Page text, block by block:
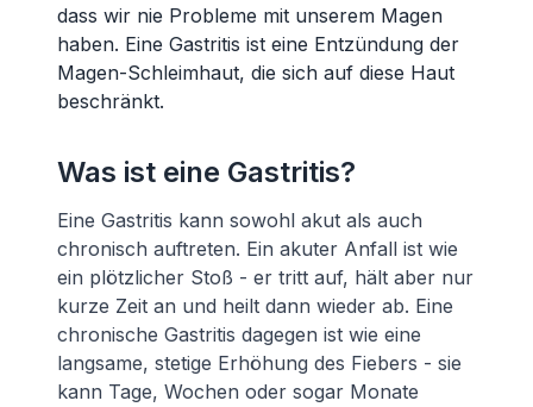
dass wir nie Probleme mit unserem Magen
haben. Eine Gastritis ist eine Entzündung der
Magen-Schleimhaut, die sich auf diese Haut
beschränkt.
Was ist eine Gastritis?
Eine Gastritis kann sowohl akut als auch
chronisch auftreten. Ein akuter Anfall ist wie
ein plötzlicher Stoß - er tritt auf, hält aber nur
kurze Zeit an und heilt dann wieder ab. Eine
chronische Gastritis dagegen ist wie eine
langsame, stetige Erhöhung des Fiebers - sie
kann Tage, Wochen oder sogar Monate